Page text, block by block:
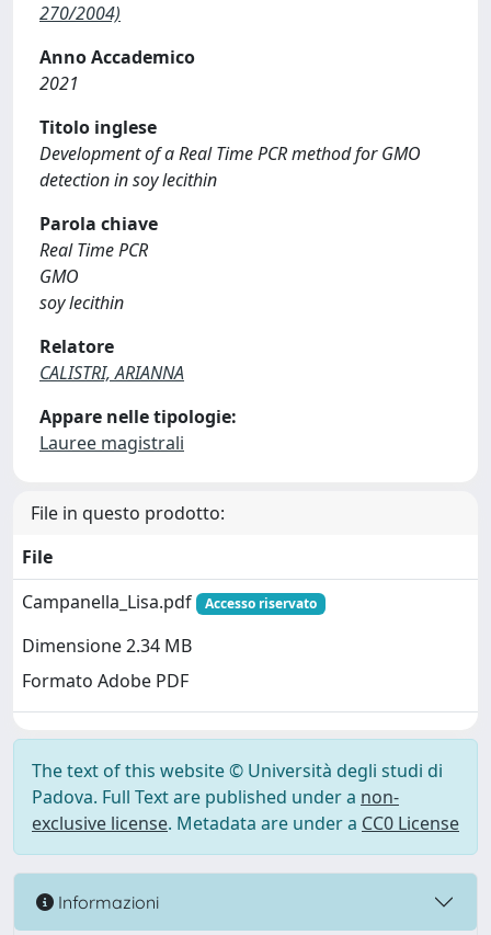
270/2004)
Anno Accademico
2021
Titolo inglese
Development of a Real Time PCR method for GMO
detection in soy lecithin
Parola chiave
Real Time PCR
GMO
soy lecithin
Relatore
CALISTRI, ARIANNA
Appare nelle tipologie:
Lauree magistrali
File in questo prodotto:
File
Campanella_Lisa.pdf
Accesso riservato
Dimensione 2.34 MB
Formato Adobe PDF
The text of this website © Università degli studi di
Padova. Full Text are published under a non-
exclusive license. Metadata are under a CC0 License
Informazioni